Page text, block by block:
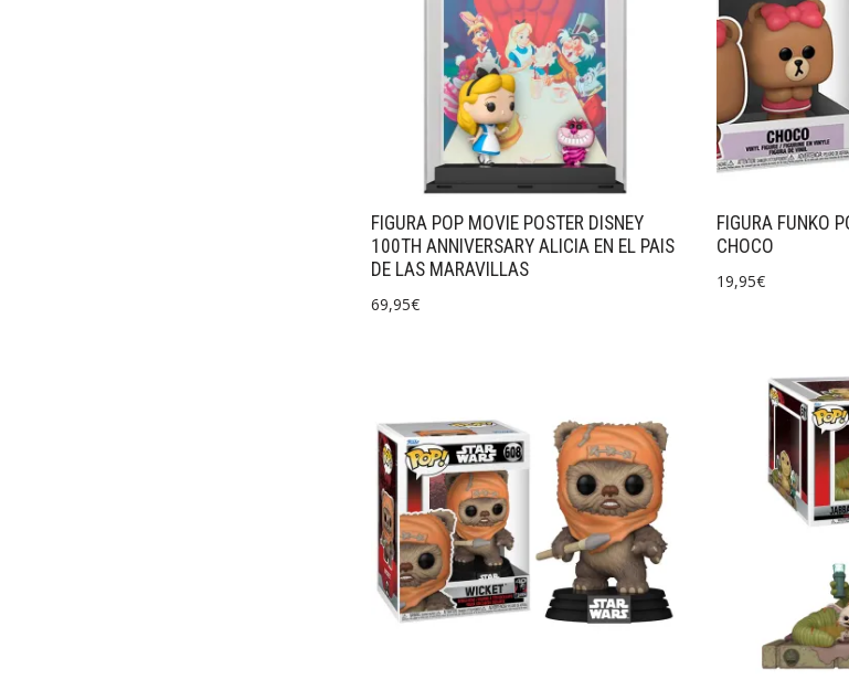
FIGURA POP MOVIE POSTER DISNEY
100TH ANNIVERSARY ALICIA EN EL PAIS
DE LAS MARAVILLAS
69,95€
FIGURA FUNKO
CHOCO
19,95€